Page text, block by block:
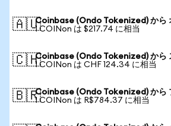
🇦🇺Coinbase (Ondo Tokenized) から
1 COINon は $217.74 に相当
🇨🇭Coinbase (Ondo Tokenized) から
1 COINon は CHF 124.34 に相当
🇧🇷Coinbase (Ondo Tokenized) から
1 COINon は R$784.37 に相当